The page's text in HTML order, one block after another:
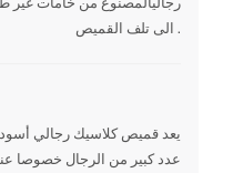
الى تلف القميص .
يعد قميص كلاسيك رجالي
عدد كبير من الرجال خصوصا